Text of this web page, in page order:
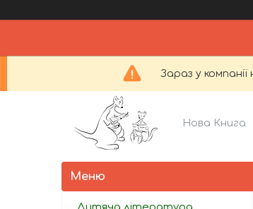
Зараз у
Нова Книга